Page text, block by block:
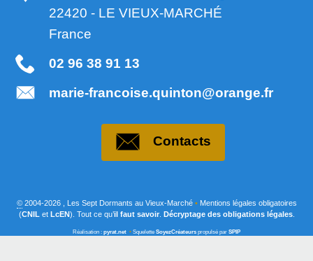
22420 - LE VIEUX-MARCHÉ
France
02 96 38 91 13
marie-francoise.quinton@orange.fr
Contacts
©2004-2026 , Les Sept Dormants au Vieux-Marché •Mentions légales obligatoires
(CNILet LcEN). Tout ce qu’il faut savoir. Décryptage des obligations légales.
Réalisation : pyrat.net • Squelette SoyezCréateurs propulsé par SPIP